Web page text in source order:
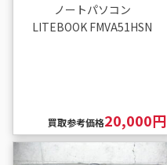
ノートパソコン
LITEBOOK FMVA51HSN
買取参考価格20,000円